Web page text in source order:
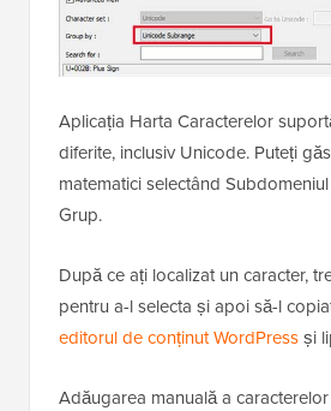
Aplicația Harta Caracterelor
diferite, inclusiv Unicode. Puteți
matematici selectând
Grup.
După ce ați localizat un caracter,
pentru a-l selecta și apoi să-l
editorul de conținut WordPressși
Adăugarea manuală a